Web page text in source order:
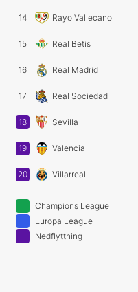
14 Rayo Vallecano
15 Real Betis
16 Real Madrid
17 Real Sociedad
18 Sevilla
19 Valencia
20 Villarreal
Champions League
Europa League
Nedflyttning